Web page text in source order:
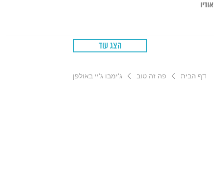
אודיו
הצג עוד
דף הבית פה זה טוב ג'ימבו ג'יי באולפן